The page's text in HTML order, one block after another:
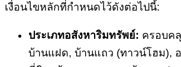
เงื่อนไขหลักที่กำหนดไว้ดังต่อไปนี้:
ประเภทอสังหาริมทรัพย์: ครอบค
บ้านแฝด, บ้านแถว (ทาวน์โฮม),